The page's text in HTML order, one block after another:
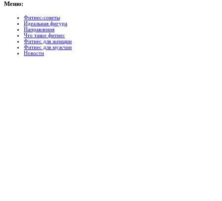
Меню:
Фитнес-советы
Идеальная фигура
Направления
Что такое фитнес
Фитнес для женщин
Фитнес для мужчин
Новости